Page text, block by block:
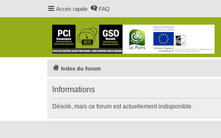
Accès rapide FAQ
Index du forum
Informations
Désolé, mais ce forum est actuellement indisponible.